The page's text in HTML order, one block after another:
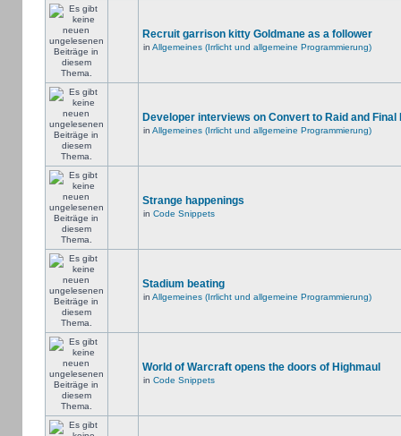
Recruit garrison kitty Goldmane as a follower
in Allgemeines (Irrlicht und allgemeine Programmierung)
Developer interviews on Convert to Raid and Final
in Allgemeines (Irrlicht und allgemeine Programmierung)
Strange happenings
in Code Snippets
Stadium beating
in Allgemeines (Irrlicht und allgemeine Programmierung)
World of Warcraft opens the doors of Highmaul
in Code Snippets